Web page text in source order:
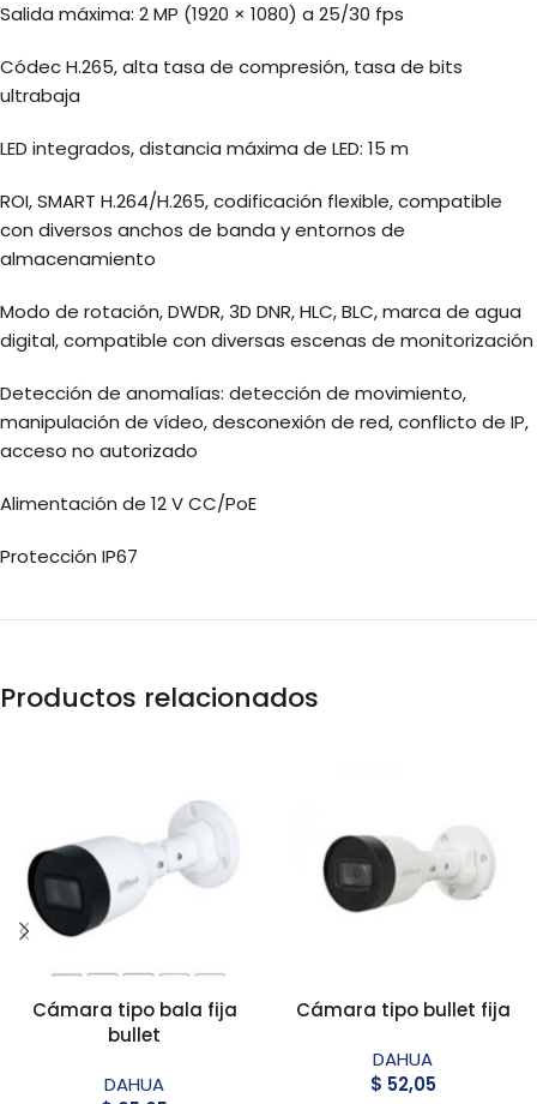
Salida máxima: 2 MP (1920 × 1080) a 25/30 fps
Códec H.265, alta tasa de compresión, tasa de bits
ultrabaja
LED integrados, distancia máxima de LED: 15 m
ROI, SMART H.264/H.265, codificación flexible, compatible
con diversos anchos de banda y entornos de
almacenamiento
Modo de rotación, DWDR, 3D DNR, HLC, BLC, marca de agua
digital, compatible con diversas escenas de monitorización
Detección de anomalías: detección de movimiento,
manipulación de vídeo, desconexión de red, conflicto de IP,
acceso no autorizado
Alimentación de 12 V CC/PoE
Protección IP67
Productos relacionados
Cámara tipo bala fija
bullet
DAHUA
Cámara tipo bullet fija
DAHUA
$ 52,05